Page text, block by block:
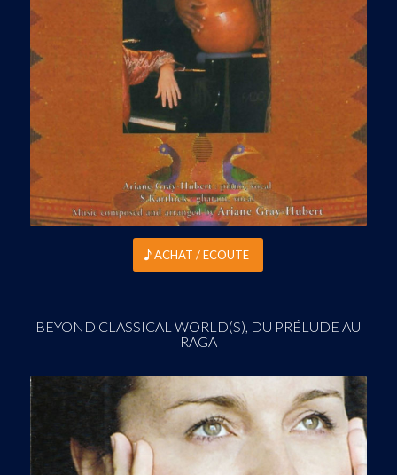
ACHAT / ECOUTE
BEYOND CLASSICAL WORLD(S), DU PRÉLUDE AU
RAGA